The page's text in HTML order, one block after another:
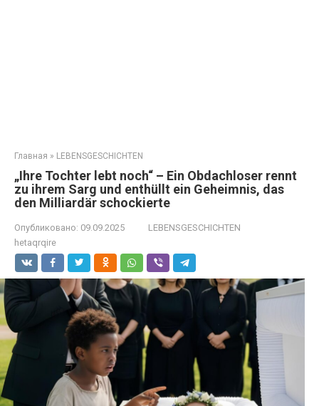
Главная » LEBENSGESCHICHTEN
„Ihre Tochter lebt noch“ – Ein Obdachloser rennt
zu ihrem Sarg und enthüllt ein Geheimnis, das
den Milliardär schockierte
Опубликовано: 09.09.2025
LEBENSGESCHICHTEN
hetaqrqire